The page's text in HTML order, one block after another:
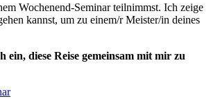
Wochenend-Seminar teilnimmst. Ich zeige
kannst, um zu einem/r Meister/in deines
ein, diese Reise gemeinsam mit mir zu